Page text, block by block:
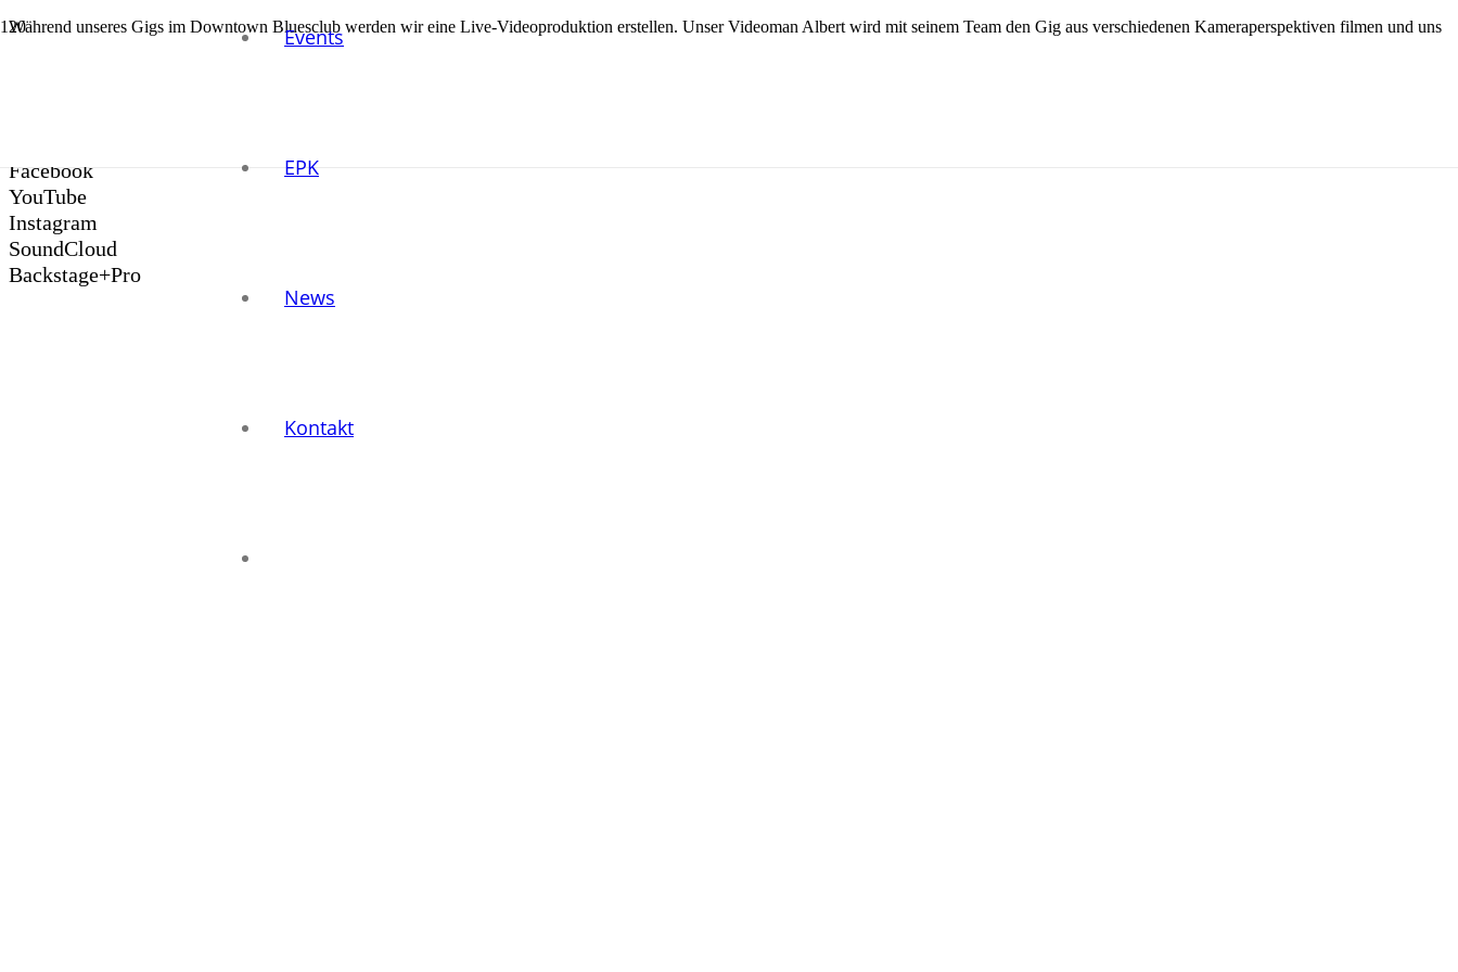
Events
EPK
News
Kontakt
Während unseres Gigs im Downtown Bluesclub werden wir eine Live-Videoproduktion erstellen. Unser Videoman Albert wird mit seinem Team den Gig aus verschiedenen Kameraperspektiven filmen und uns
im Anschluss Live-Promomaterial zusammenzaubern. Wir sind schon sehr gespannt auf das Ergebnis. Stay tuned.
Facebook
YouTube
Instagram
SoundCloud
Backstage+Pro